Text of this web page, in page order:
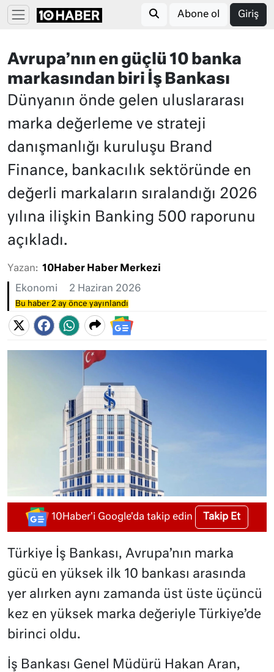
Abone ol Giriş
Avrupa’nın en güçlü 10 banka
markasından biri İş Bankası
Dünyanın önde gelen uluslararası
marka değerleme ve strateji
danışmanlığı kuruluşu Brand
Finance, bankacılık sektöründe en
değerli markaların sıralandığı 2026
yılına ilişkin Banking 500 raporunu
açıkladı.
Yazan: 10Haber Haber Merkezi
Ekonomi 2 Haziran 2026
Bu haber 2 ay önce yayınlandı
10Haber'i Google'da takip edin Takip Et
Türkiye İş Bankası, Avrupa’nın marka
gücü en yüksek ilk 10 bankası arasında
yer alırken aynı zamanda üst üste üçüncü
kez en yüksek marka değeriyle Türkiye’de
birinci oldu.
İş Bankası Genel Müdürü Hakan Aran,